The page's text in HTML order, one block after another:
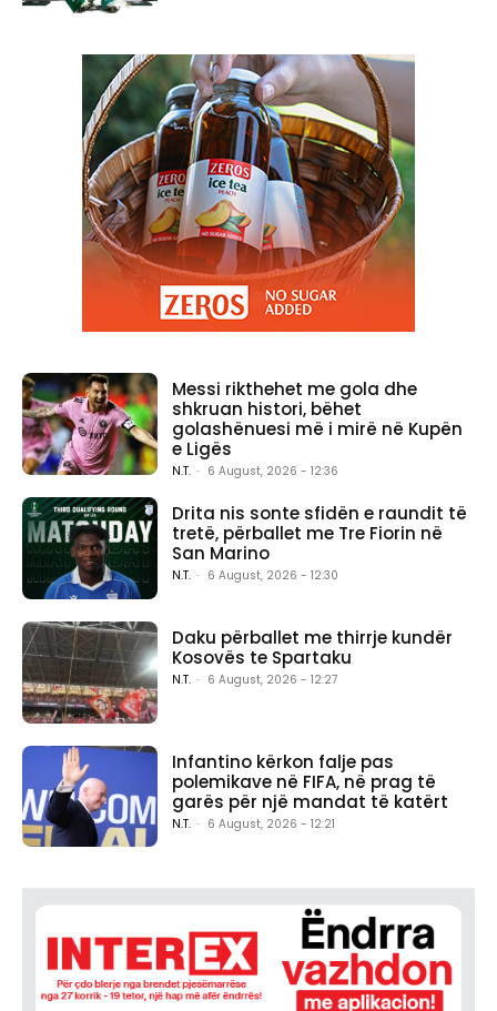
Messi rikthehet me gola dhe
shkruan histori, bëhet
golashënuesi më i mirë në Kupën
e Ligës
N.T. - 6 August, 2026 - 12:36
Drita nis sonte sfidën e raundit të
tretë, përballet me Tre Fiorin në
San Marino
N.T. - 6 August, 2026 - 12:30
Daku përballet me thirrje kundër
Kosovës te Spartaku
N.T. - 6 August, 2026 - 12:27
Infantino kërkon falje pas
polemikave në FIFA, në prag të
garës për një mandat të katërt
N.T. - 6 August, 2026 - 12:21